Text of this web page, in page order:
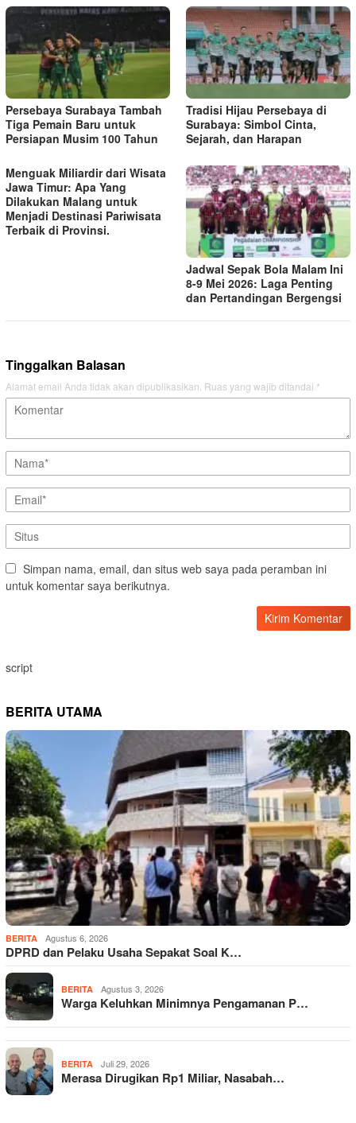
Persebaya Surabaya Tambah
Tiga Pemain Baru untuk
Persiapan Musim 100 Tahun
Tradisi Hijau Persebaya di
Surabaya: Simbol Cinta,
Sejarah, dan Harapan
Menguak Miliardir dari Wisata
Jawa Timur: Apa Yang
Dilakukan Malang untuk
Menjadi Destinasi Pariwisata
Terbaik di Provinsi.
Jadwal Sepak Bola Malam Ini
8-9 Mei 2026: Laga Penting
dan Pertandingan Bergengsi
Tinggalkan Balasan
Alamat email Anda tidak akan dipublikasikan. Ruas yang wajib ditandai *
Simpan nama, email, dan situs web saya pada peramban ini
untuk komentar saya berikutnya.
script
BERITA UTAMA
BERITA Agustus 6, 2026
DPRD dan Pelaku Usaha Sepakat Soal K…
BERITA Agustus 3, 2026
Warga Keluhkan Minimnya Pengamanan P…
BERITA Juli 29, 2026
Merasa Dirugikan Rp1 Miliar, Nasabah…